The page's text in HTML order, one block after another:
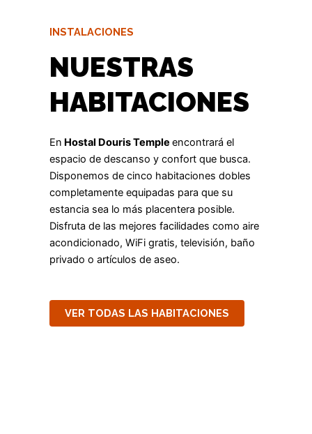
INSTALACIONES
NUESTRAS
HABITACIONES
En Hostal Douris Temple encontrará el
espacio de descanso y confort que busca.
Disponemos de cinco habitaciones dobles
completamente equipadas para que su
estancia sea lo más placentera posible.
Disfruta de las mejores facilidades como aire
acondicionado, WiFi gratis, televisión, baño
privado o artículos de aseo.
VER TODAS LAS HABITACIONES